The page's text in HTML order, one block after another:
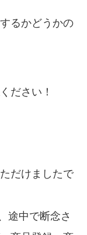
るかどうかの
ださい！
だけましたで
途中で断念さ